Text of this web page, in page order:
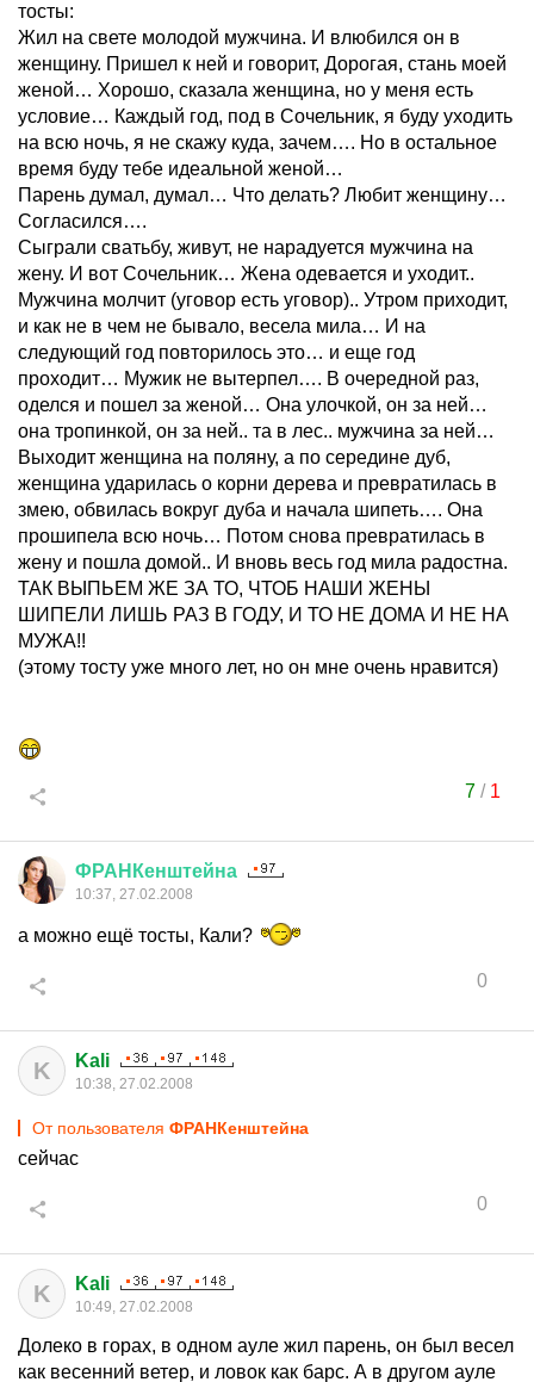
тосты:
Жил на свете молодой мужчина. И влюбился он в
женщину. Пришел к ней и говорит, Дорогая, стань моей
женой… Хорошо, сказала женщина, но у меня есть
условие… Каждый год, под в Сочельник, я буду уходить
на всю ночь, я не скажу куда, зачем…. Но в остальное
время буду тебе идеальной женой…
Парень думал, думал… Что делать? Любит женщину…
Согласился….
Сыграли сватьбу, живут, не нарадуется мужчина на
жену. И вот Сочельник… Жена одевается и уходит..
Мужчина молчит (уговор есть уговор).. Утром приходит,
и как не в чем не бывало, весела мила… И на
следующий год повторилось это… и еще год
проходит… Мужик не вытерпел…. В очередной раз,
оделся и пошел за женой… Она улочкой, он за ней…
она тропинкой, он за ней.. та в лес.. мужчина за ней…
Выходит женщина на поляну, а по середине дуб,
женщина ударилась о корни дерева и превратилась в
змею, обвилась вокруг дуба и начала шипеть…. Она
прошипела всю ночь… Потом снова превратилась в
жену и пошла домой.. И вновь весь год мила радостна.
ТАК ВЫПЬЕМ ЖЕ ЗА ТО, ЧТОБ НАШИ ЖЕНЫ
ШИПЕЛИ ЛИШЬ РАЗ В ГОДУ, И ТО НЕ ДОМА И НЕ НА
МУЖА!!
(этому тосту уже много лет, но он мне очень нравится)
7/ 1
ФРАНКенштейна
10:37, 27.02.2008
а можно ещё тосты, Кали?
0
K Kali
10:38, 27.02.2008
От пользователя ФРАНКенштейна
сейчас
0
K Kali
10:49, 27.02.2008
Долеко в горах, в одном ауле жил парень, он был весел
как весенний ветер, и ловок как барс. А в другом ауле